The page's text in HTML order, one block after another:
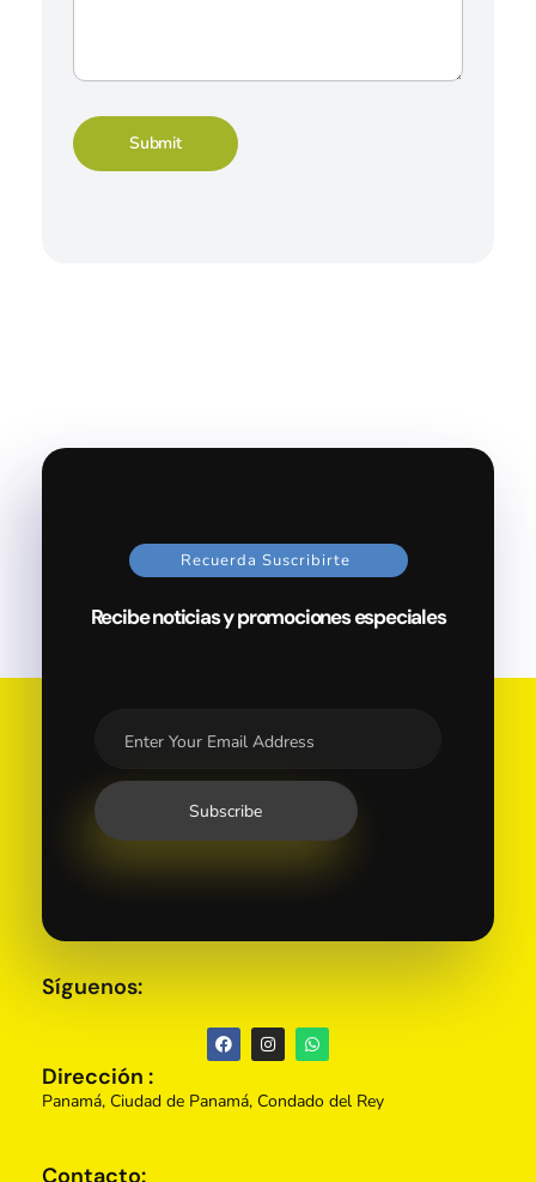
Recuerda Suscribirte
Recibe noticias y promociones especiales
Contacto:
Dirección :
Panamá, Ciudad de Panamá, Condado del Rey
Síguenos: